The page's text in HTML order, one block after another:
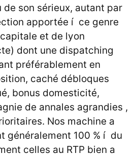
de son sérieux, autant par
apportée í ce genre
et de lyon
dont une dispatching
préférablement en
caché débloques
bonus domesticité,
de annales agrandies ,
Nos machine a
généralement 100 % í du
celles au RTP bien a